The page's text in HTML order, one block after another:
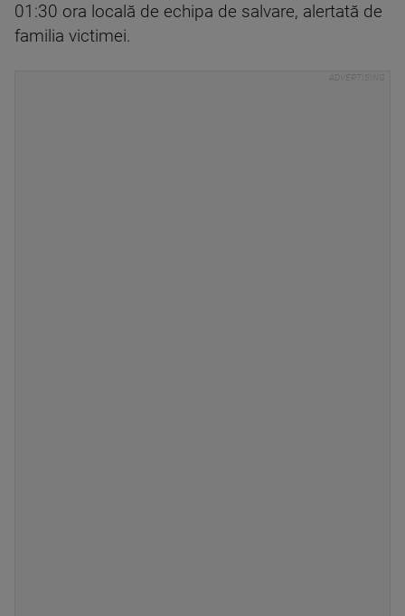
01:30 ora locală de echipa de salvare, alertată de
familia victimei.